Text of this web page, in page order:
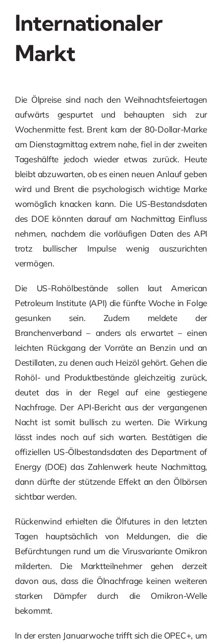
Internationaler
Markt
Die Ölpreise sind nach den Weihnachtsfeiertagen
aufwärts gespurtet und behaupten sich zur
Wochenmitte fest. Brent kam der 80-Dollar-Marke
am Dienstagmittag extrem nahe, fiel in der zweiten
Tageshälfte jedoch wieder etwas zurück. Heute
bleibt abzuwarten, ob es einen neuen Anlauf geben
wird und Brent die psychologisch wichtige Marke
womöglich knacken kann. Die US-Bestandsdaten
des DOE könnten darauf am Nachmittag Einfluss
nehmen, nachdem die vorläufigen Daten des API
trotz bullischer Impulse wenig auszurichten
vermögen.
Die US-Rohölbestände sollen laut American
Petroleum Institute (API) die fünfte Woche in Folge
gesunken sein. Zudem meldete der
Branchenverband – anders als erwartet – einen
leichten Rückgang der Vorräte an Benzin und an
Destillaten, zu denen auch Heizöl gehört. Gehen die
Rohöl- und Produktbestände gleichzeitig zurück,
deutet das in der Regel auf eine gestiegene
Nachfrage. Der API-Bericht aus der vergangenen
Nacht ist somit bullisch zu werten. Die Wirkung
lässt indes noch auf sich warten. Bestätigen die
offiziellen US-Ölbestandsdaten des Department of
Energy (DOE) das Zahlenwerk heute Nachmittag,
dann dürfte der stützende Effekt an den Ölbörsen
sichtbar werden.
Rückenwind erhielten die Ölfutures in den letzten
Tagen hauptsächlich von Meldungen, die die
Befürchtungen rund um die Virusvariante Omikron
milderten. Die Marktteilnehmer gehen derzeit
davon aus, dass die Ölnachfrage keinen weiteren
starken Dämpfer durch die Omikron-Welle
bekommt.
In der ersten Januarwoche trifft sich die OPEC+, um